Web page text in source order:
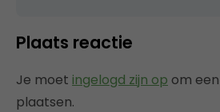
Plaats reactie
Je moet ingelogd zijn op om
plaatsen.